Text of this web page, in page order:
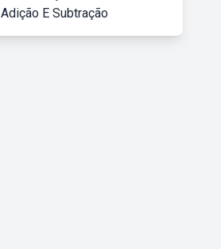
Adição E Subtração